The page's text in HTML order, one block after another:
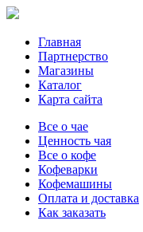
Главная
Партнерство
Магазины
Каталог
Карта сайта
Все о чае
Ценность чая
Все о кофе
Кофеварки
Кофемашины
Оплата и доставка
Как заказать